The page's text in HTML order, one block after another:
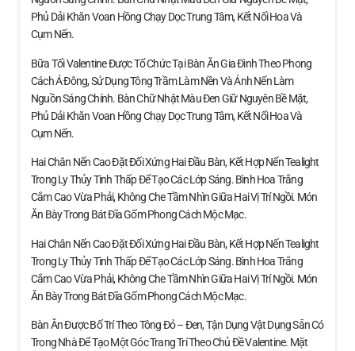
Phủ Dải Khăn Voan Hồng Chạy Dọc Trung Tâm, Kết Nối Hoa Và
Cụm Nến.
Bữa Tối Valentine Được Tổ Chức Tại Bàn Ăn Gia Đình Theo Phong
Cách Á Đông, Sử Dụng Tông Trầm Làm Nền Và Ánh Nến Làm
Nguồn Sáng Chính. Bàn Chữ Nhật Màu Đen Giữ Nguyên Bề Mặt,
Phủ Dải Khăn Voan Hồng Chạy Dọc Trung Tâm, Kết Nối Hoa Và
Cụm Nến.
Hai Chân Nến Cao Đặt Đối Xứng Hai Đầu Bàn, Kết Hợp Nến Tealight
Trong Ly Thủy Tinh Thấp Để Tạo Các Lớp Sáng. Bình Hoa Trắng
Cắm Cao Vừa Phải, Không Che Tầm Nhìn Giữa Hai Vị Trí Ngồi. Món
Ăn Bày Trong Bát Đĩa Gốm Phong Cách Mộc Mạc.
Hai Chân Nến Cao Đặt Đối Xứng Hai Đầu Bàn, Kết Hợp Nến Tealight
Trong Ly Thủy Tinh Thấp Để Tạo Các Lớp Sáng. Bình Hoa Trắng
Cắm Cao Vừa Phải, Không Che Tầm Nhìn Giữa Hai Vị Trí Ngồi. Món
Ăn Bày Trong Bát Đĩa Gốm Phong Cách Mộc Mạc.
Bàn Ăn Được Bố Trí Theo Tông Đỏ – Đen, Tận Dụng Vật Dụng Sẵn Có
Trong Nhà Để Tạo Một Góc Trang Trí Theo Chủ Đề Valentine. Mặt